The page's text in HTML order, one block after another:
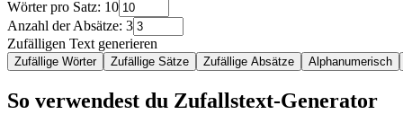
Wörter pro Satz: 10
Anzahl der Absätze: 3
Zufälligen Text generieren
Zufällige Wörter Zufällige Sätze Zufällige Absätze Alphanumerisch
So verwendest du Zufallstext-Generator